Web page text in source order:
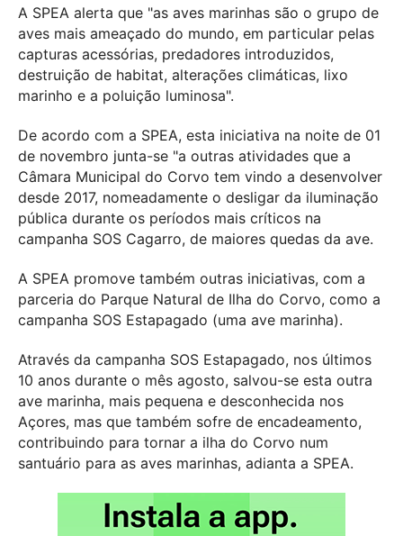
A SPEA alerta que "as aves marinhas são o grupo de
aves mais ameaçado do mundo, em particular pelas
capturas acessórias, predadores introduzidos,
destruição de habitat, alterações climáticas, lixo
marinho e a poluição luminosa".
De acordo com a SPEA, esta iniciativa na noite de 01
de novembro junta-se "a outras atividades que a
Câmara Municipal do Corvo tem vindo a desenvolver
desde 2017, nomeadamente o desligar da iluminação
pública durante os períodos mais críticos na
campanha SOS Cagarro, de maiores quedas da ave.
A SPEA promove também outras iniciativas, com a
parceria do Parque Natural de Ilha do Corvo, como a
campanha SOS Estapagado (uma ave marinha).
Através da campanha SOS Estapagado, nos últimos
10 anos durante o mês agosto, salvou-se esta outra
ave marinha, mais pequena e desconhecida nos
Açores, mas que também sofre de encadeamento,
contribuindo para tornar a ilha do Corvo num
santuário para as aves marinhas, adianta a SPEA.